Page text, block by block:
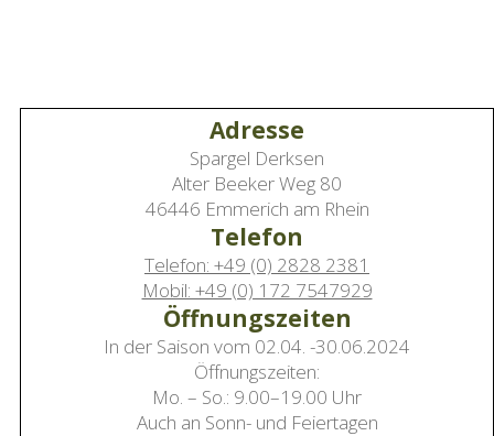
Adresse
Spargel Derksen
Alter Beeker Weg 80
46446 Emmerich am Rhein
Telefon
Telefon: +49 (0) 2828 2381
Mobil: +49 (0) 172 7547929
Öffnungszeiten
In der Saison vom 02.04. -30.06.2024
Öffnungszeiten:
Mo. – So.: 9.00–19.00 Uhr
Auch an Sonn- und Feiertagen